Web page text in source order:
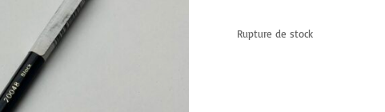
Rupture de stock